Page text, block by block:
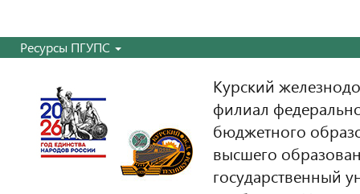
Ресурсы ПГУПС
Курский
филиал
бюджетного
высшего
государственный